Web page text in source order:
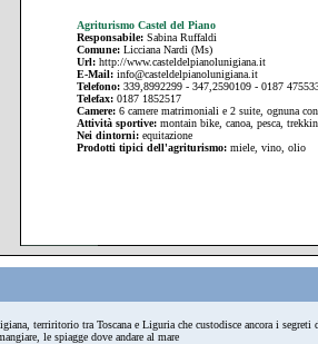
Agriturismo Castel del Piano
Responsabile: Sabina Ruffaldi
Comune: Licciana Nardi (Ms)
Url: http://www.casteldelpianolunigiana.it
E-Mail: info@casteldelpianolunigiana.it
Telefono: 339,8992299 - 347,2590109 - 0187
Telefax: 0187 1852517
Camere: 6 camere matrimoniali e 2 suite, ognuna
Attività sportive: montain bike, canoa, pesca,
Nei dintorni: equitazione
Prodotti tipici dell'agriturismo: miele, vino, olio
terriritorio tra Toscana e Liguria che custodisce ancora i
le spiagge dove andare al mare